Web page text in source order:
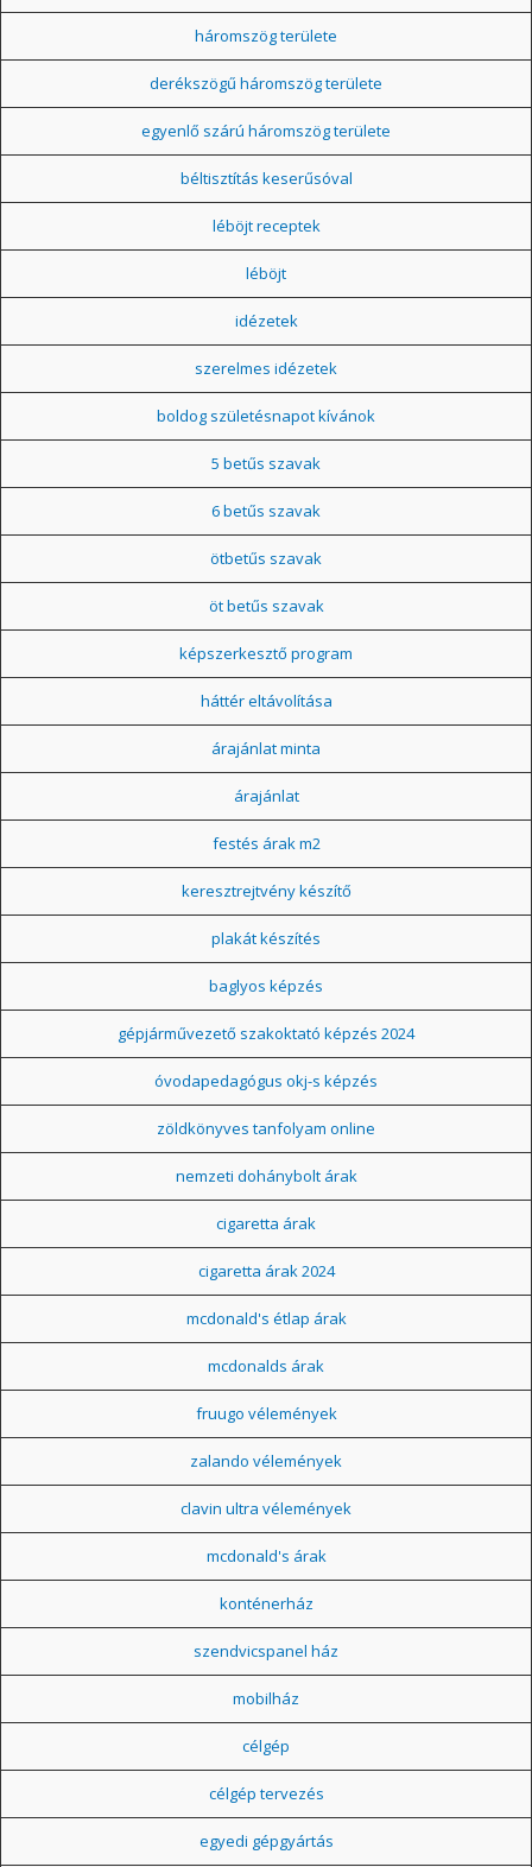
háromszög területe
derékszögű háromszög területe
egyenlő szárú háromszög területe
béltisztítás keserűsóval
léböjt receptek
léböjt
idézetek
szerelmes idézetek
boldog születésnapot kívánok
5 betűs szavak
6 betűs szavak
ötbetűs szavak
öt betűs szavak
képszerkesztő program
háttér eltávolítása
árajánlat minta
árajánlat
festés árak m2
keresztrejtvény készítő
plakát készítés
baglyos képzés
gépjárművezető szakoktató képzés 2024
óvodapedagógus okj-s képzés
zöldkönyves tanfolyam online
nemzeti dohánybolt árak
cigaretta árak
cigaretta árak 2024
mcdonald's étlap árak
mcdonalds árak
fruugo vélemények
zalando vélemények
clavin ultra vélemények
mcdonald's árak
konténerház
szendvicspanel ház
mobilház
célgép
célgép tervezés
egyedi gépgyártás